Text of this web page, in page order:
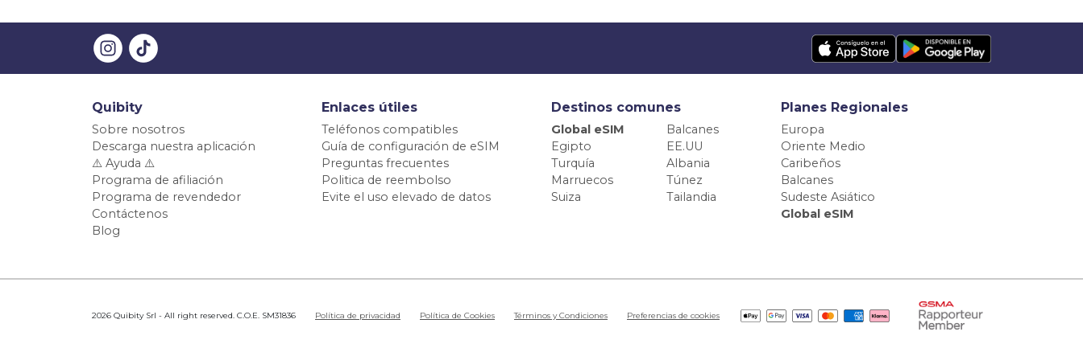
Quibity
Sobre nosotros
Descarga nuestra aplicación
⚠️ Ayuda ⚠️
Programa de afiliación
Programa de revendedor
Contáctenos
Blog
Enlaces útiles
Teléfonos compatibles
Guía de configuración de eSIM
Preguntas frecuentes
Politica de reembolso
Evite el uso elevado de datos
Destinos comunes
Global eSIM
Balcanes
Egipto
EE.UU
Turquía
Albania
Marruecos
Túnez
Suiza
Tailandia
Planes Regionales
Europa
Oriente Medio
Caribeños
Balcanes
Sudeste Asiático
Global eSIM
2026 Quibity Srl - All right reserved. C.O.E. SM31836 Política de privacidad Política de Cookies Términos y Condiciones Preferencias de cookies